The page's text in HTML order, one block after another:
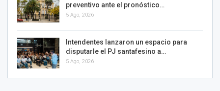
preventivo ante el pronóstico…
5 Ago, 2026
Intendentes lanzaron un espacio para
disputarle el PJ santafesino a…
5 Ago, 2026